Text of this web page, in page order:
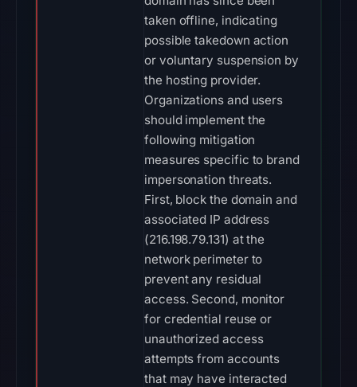
taken offline, indicating
possible takedown action
or voluntary suspension by
the hosting provider.
Organizations and users
should implement the
following mitigation
measures specific to brand
impersonation threats.
First, block the domain and
associated IP address
(216.198.79.131) at the
network perimeter to
prevent any residual
access. Second, monitor
for credential reuse or
unauthorized access
attempts from accounts
that may have interacted